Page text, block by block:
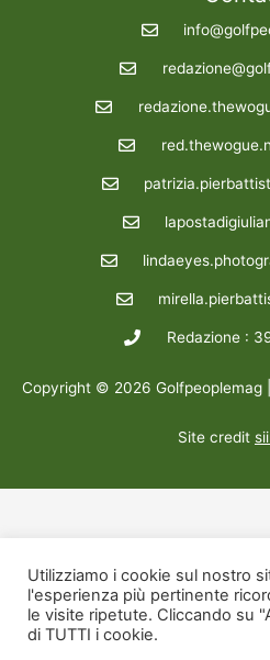
Redazione :
Copyright © 2026 Golfpeoplemag
Site credit
Utilizziamo i cookie sul nostro
l'esperienza più pertinente
le visite ripetute. Cliccando su
di TUTTI i cookie.